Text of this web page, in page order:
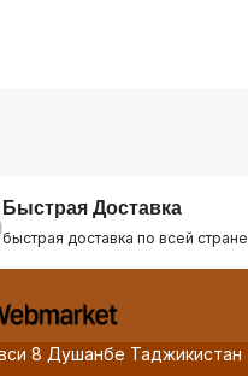
Быстрая Доставка
быстрая доставка по всей стране
8 Душанбе Таджикистан